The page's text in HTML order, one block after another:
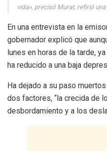
vida», precisó Murat, refirió
En una entrevista en la
gobernador explicó que
lunes en horas de la tarde,
ha reducido a una baja
Ha dejado a su paso
dos factores, “la crecida de
desbordamiento y a los